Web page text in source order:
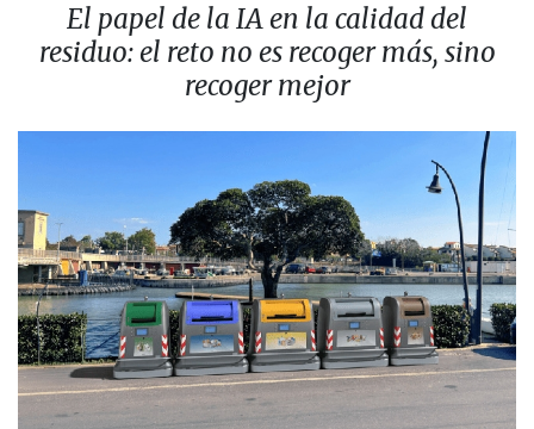
El papel de la IA en la calidad del
residuo: el reto no es recoger más, sino
recoger mejor